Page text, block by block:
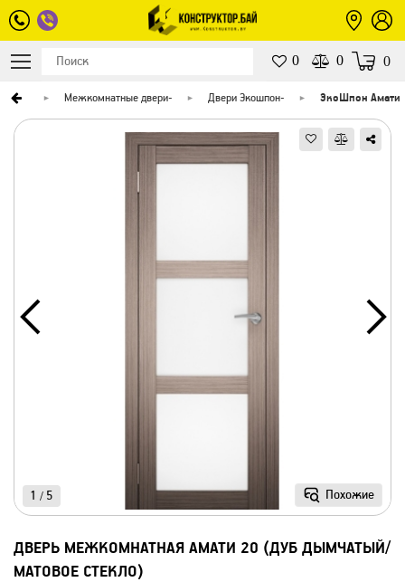
0 0 0
Межкомнатные двери- Двери Экошпон- ЭкоШпон Амати
Похожие
1 / 5
ДВЕРЬ МЕЖКОМНАТНАЯ АМАТИ 20 (ДУБ ДЫМЧАТЫЙ/
МАТОВОЕ СТЕКЛО)